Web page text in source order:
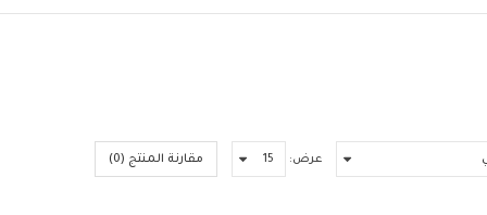
عرض: مقارنة المنتج (0)